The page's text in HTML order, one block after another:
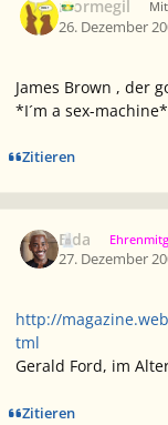
mormegil
26. Dezember
James Brown , der
*I´m a sex-
Zitieren
Elda
27. Dezember
http://
tml
Gerald Ford, im
Zitieren